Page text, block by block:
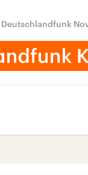
Deutschlandfunk